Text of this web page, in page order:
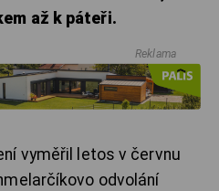
až k páteři.
Reklama
vyměřil letos v červnu
odvolání